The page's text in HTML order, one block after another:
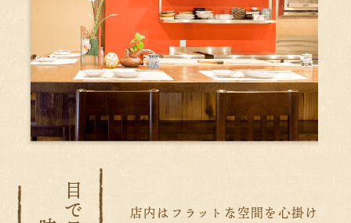
店内はフラットな空間を心掛け